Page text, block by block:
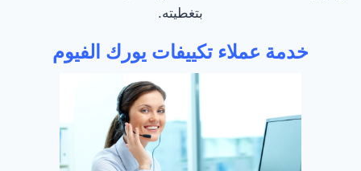
بتغطيته.
خدمة عملاء تكييفات يورك الفيوم